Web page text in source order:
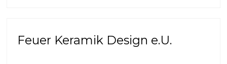
Feuer Keramik Design e.U.